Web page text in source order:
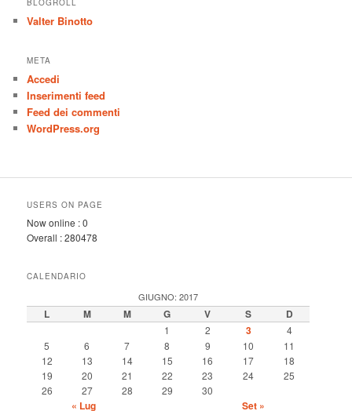
BLOGROLL
Valter Binotto
META
Accedi
Inserimenti feed
Feed dei commenti
WordPress.org
USERS ON PAGE
Now online :0
Overall :280478
CALENDARIO
GIUGNO: 2017
L M M G V S D
1 2 3
4
5
6 7 8 9 10
11
12
13 14 15 16 17
18
19
20 21 22 23 24
25
26
27 28 29 30
« Lug Set »